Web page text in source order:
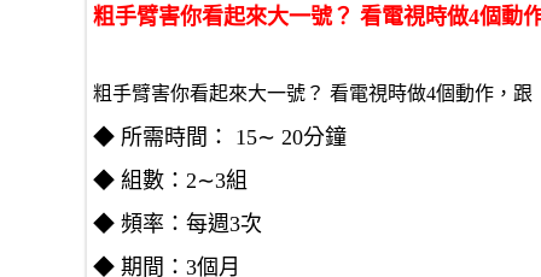
粗手臂害你看起來大一號？ 看電視時做4個動
粗手臂害你看起來大一號？ 看電視時做4個動作，跟
◆ 所需時間： 15∼ 20分鐘
◆ 組數：2∼3組
◆ 頻率：每週3次
◆ 期間：3個月